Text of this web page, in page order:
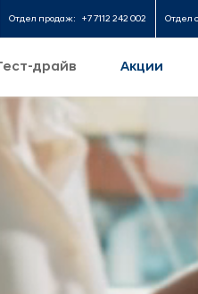
Отдел продаж: +7 7112 242 002 Отдел
драйв Акции